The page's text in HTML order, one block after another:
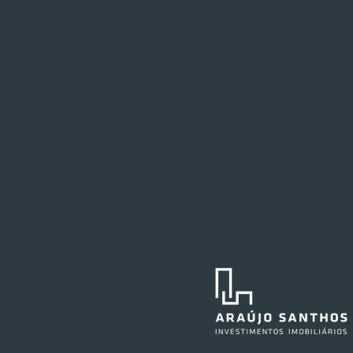
em 2027. O edifício já abrigou a
agência central do Santander e,
anteriormente, também sediou as